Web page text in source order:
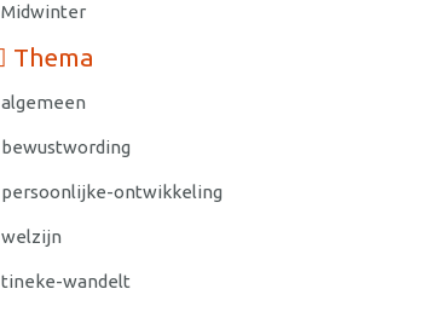
Midwinter
Thema
algemeen
bewustwording
persoonlijke-ontwikkeling
welzijn
tineke-wandelt